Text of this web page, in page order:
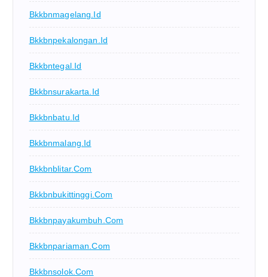
Bkkbnmagelang.id
Bkkbnpekalongan.id
Bkkbntegal.id
Bkkbnsurakarta.id
Bkkbnbatu.id
Bkkbnmalang.id
Bkkbnblitar.com
Bkkbnbukittinggi.com
Bkkbnpayakumbuh.com
Bkkbnpariaman.com
Bkkbnsolok.com